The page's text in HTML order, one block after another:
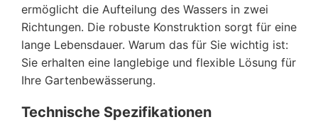
ermöglicht die Aufteilung des Wassers in zwei
Richtungen. Die robuste Konstruktion sorgt für eine
lange Lebensdauer. Warum das für Sie wichtig ist:
Sie erhalten eine langlebige und flexible Lösung für
Ihre Gartenbewässerung.
Technische Spezifikationen